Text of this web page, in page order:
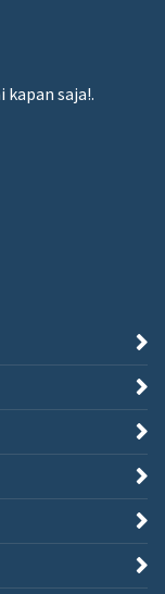
kapan saja!.